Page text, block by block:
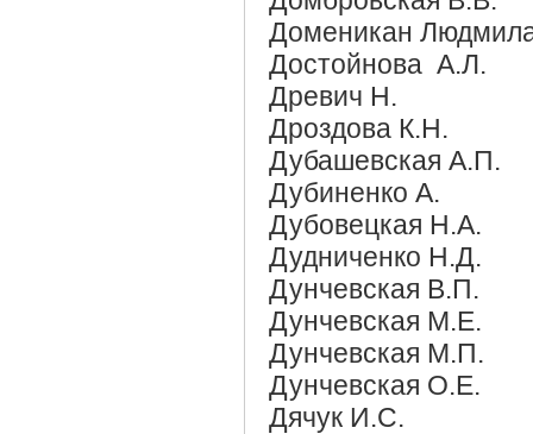
Доменикан
Достойнова А.Л.
Древич Н.
Дроздова К.Н.
Дубашевская А.П.
Дубиненко А.
Дубовецкая Н.А.
Дудниченко Н.Д.
Дунчевская В.П.
Дунчевская М.Е.
Дунчевская М.П.
Дунчевская О.Е.
Дячук И.С.